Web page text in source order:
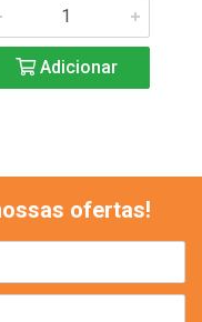
Adicionar
ofertas!